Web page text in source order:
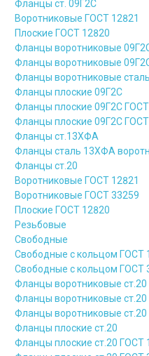
Фланцы ст. 09Г2С
Воротниковые ГОСТ 12821
Плоские ГОСТ 12820
Фланцы воротниковые
Фланцы воротниковые
Фланцы воротниковые
Фланцы плоские 09Г2С
Фланцы плоские 09Г2С
Фланцы плоские 09Г2С
Фланцы ст.13ХФА
Фланцы сталь 13ХФА
Фланцы ст.20
Воротниковые ГОСТ 12821
Воротниковые ГОСТ 33259
Плоские ГОСТ 12820
Резьбовые
Свободные
Свободные с кольцом ГОСТ
Свободные с кольцом ГОСТ
Фланцы воротниковые ст.20
Фланцы воротниковые ст.20
Фланцы воротниковые
Фланцы плоские ст.20
Фланцы плоские ст.20 ГОСТ